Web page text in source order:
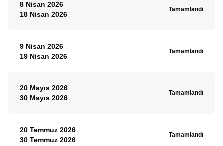
8 Nisan 2026
18 Nisan 2026
Tamamlandı
9 Nisan 2026
19 Nisan 2026
Tamamlandı
20 Mayıs 2026
30 Mayıs 2026
Tamamlandı
20 Temmuz 2026
30 Temmuz 2026
Tamamlandı